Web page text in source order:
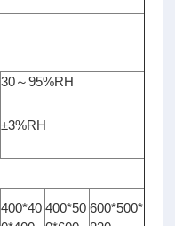
30～95%RH
±3%RH
400*40 400*50 600*500*